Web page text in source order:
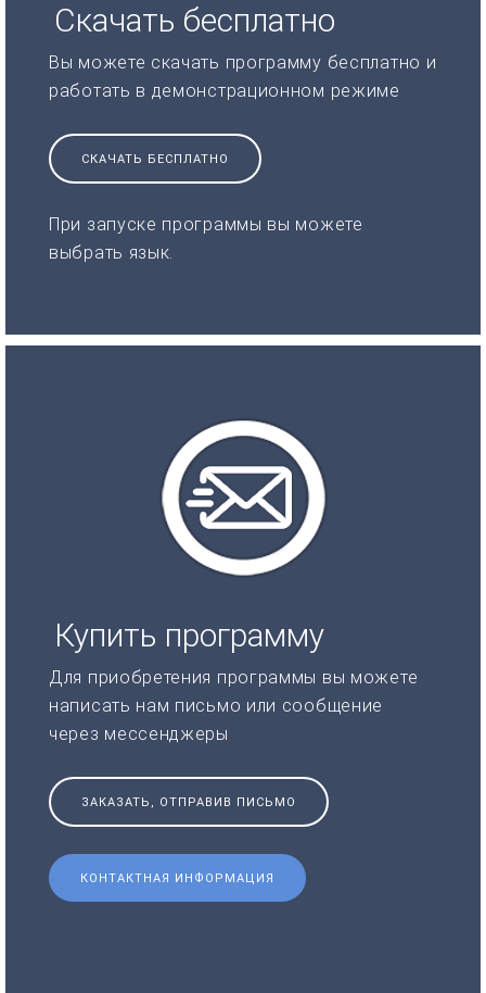
Скачать бесплатно
Вы можете скачать программу бесплатно и
работать в демонстрационном режиме
СКАЧАТЬ БЕСПЛАТНО
При запуске программы вы можете
выбрать язык.
Купить программу
Для приобретения программы вы можете
написать нам письмо или сообщение
через мессенджеры
ЗАКАЗАТЬ, ОТПРАВИВ ПИСЬМО
КОНТАКТНАЯ ИНФОРМАЦИЯ